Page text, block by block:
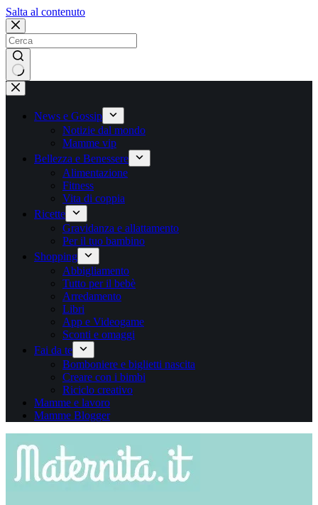
Salta al contenutoSalta
contenuto
Nessun
risultato
News e Gossip
Notizie dal mondo
Mamme vip
Bellezza e Benessere
Alimentazione
Fitness
Vita di coppia
Ricette
Gravidanza e allattamento
Per il tuo bambino
Shopping
Abbigliamento
Tutto per il bebè
Arredamento
Libri
App e Videogame
Sconti e omaggi
Fai da te
Bomboniere e biglietti nascita
Creare con i bimbi
Riciclo creativo
Mamme e lavoro
Mamme Blogger